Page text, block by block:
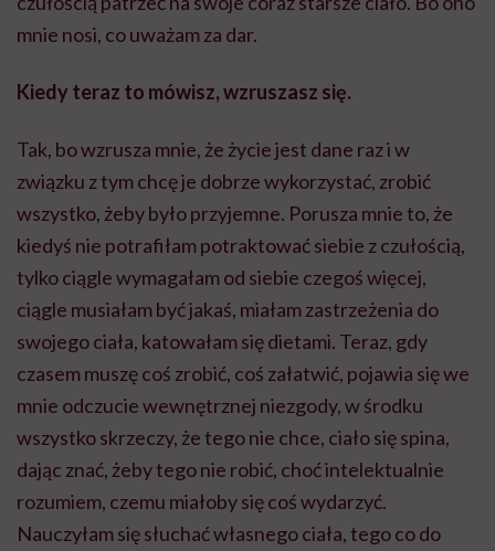
mnie nosi, co uważam za dar.
Kiedy teraz to mówisz, wzruszasz się.
Tak, bo wzrusza mnie, że życie jest dane raz i w
związku z tym chcę je dobrze wykorzystać, zrobić
wszystko, żeby było przyjemne. Porusza mnie to, że
kiedyś nie potrafiłam potraktować siebie z czułością,
tylko ciągle wymagałam od siebie czegoś więcej,
ciągle musiałam być jakaś, miałam zastrzeżenia do
swojego ciała, katowałam się dietami. Teraz, gdy
czasem muszę coś zrobić, coś załatwić, pojawia się we
mnie odczucie wewnętrznej niezgody, w środku
wszystko skrzeczy, że tego nie chce, ciało się spina,
dając znać, żeby tego nie robić, choć intelektualnie
rozumiem, czemu miałoby się coś wydarzyć.
Nauczyłam się słuchać własnego ciała, tego co do